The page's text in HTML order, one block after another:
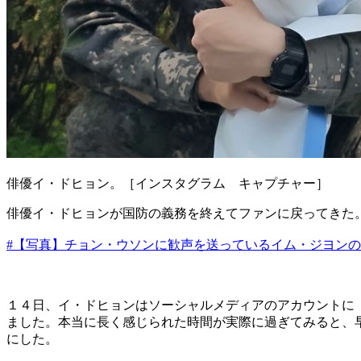
俳優イ・ドヒョン。［インスタグラム キャプチャー］
俳優イ・ドヒョンが国防の義務を終えてファンに戻ってきた
#【写真】チョン・ウソンに歓声を送っているイム・ジヨン
１４日、イ・ドヒョンはソーシャルメディアのアカウント
ました。本当に長く感じられた時間が実際に過ぎてみると
にした。